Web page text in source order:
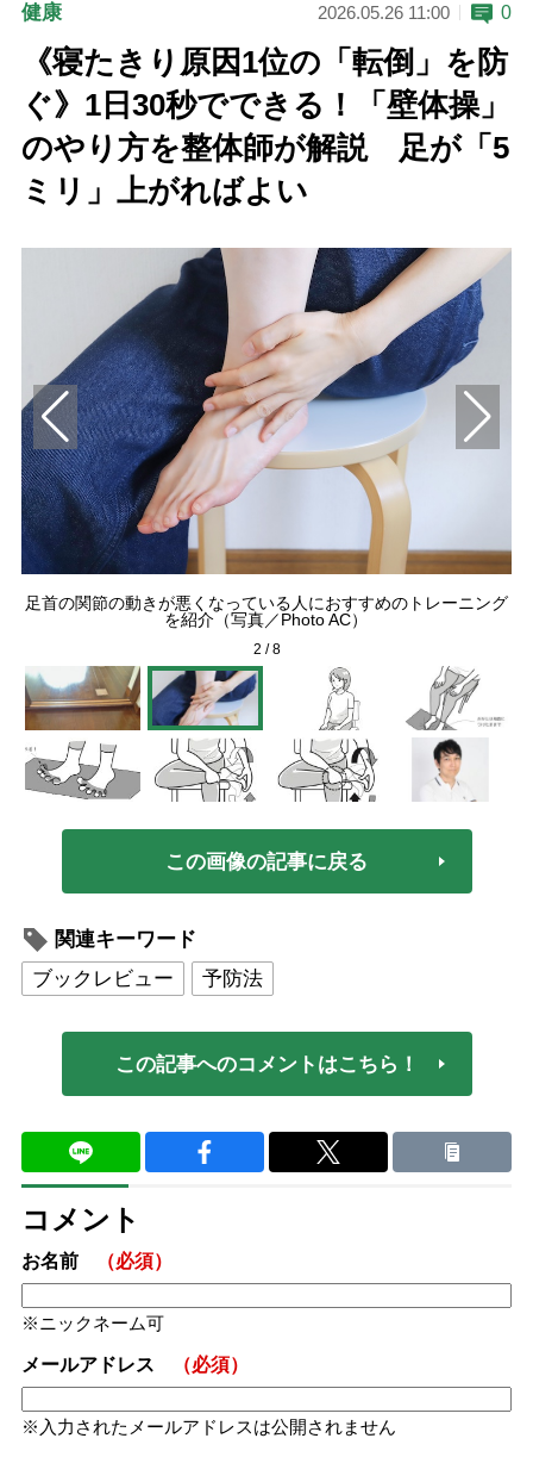
健康 2026.05.26 11:00 0
《寝たきり原因1位の「転倒」を防
ぐ》1日30秒でできる！「壁体操」
のやり方を整体師が解説 足が「5
ミリ」上がればよい
足首の関節の動きが悪くなっている人におすすめのトレーニング
を紹介（写真／Photo AC）
2 /8
この画像の記事に戻る
関連キーワード
ブックレビュー
予防法
この記事へのコメントはこちら！
コメント
お名前 （必須）
ニックネーム可
メールアドレス （必須）
入力されたメールアドレスは公開されません